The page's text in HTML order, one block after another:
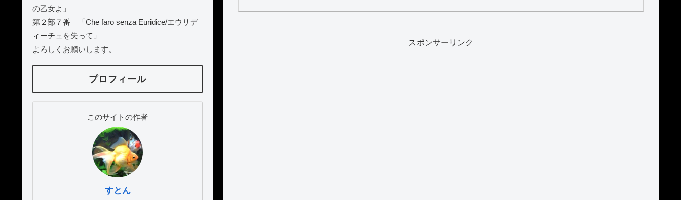
スポンサーリンク
の乙女よ」
第２部７番 「Che faro senza Euridice/エウリデ
ィーチェを失って」
よろしくお願いします。
プロフィール
このサイトの作者
すとん